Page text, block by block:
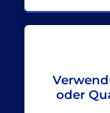
oder